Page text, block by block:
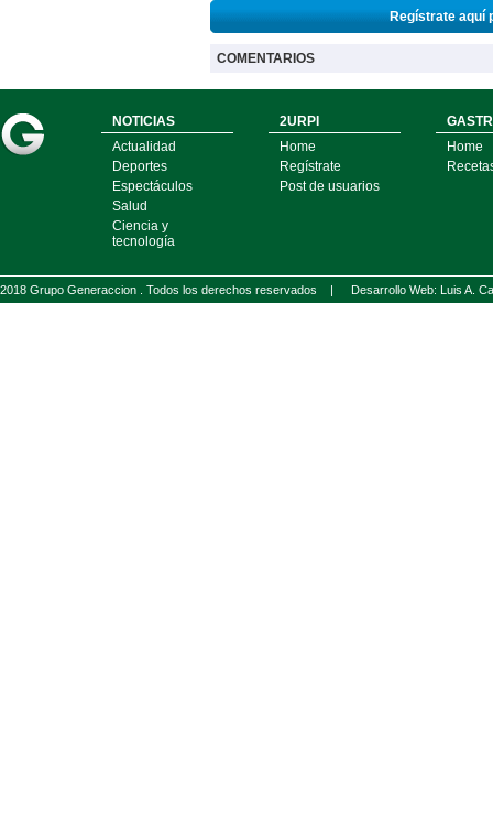
Regístrate aquí
COMENTARIOS
NOTICIAS
Actualidad
Deportes
Espectáculos
Salud
Ciencia y
tecnología
2URPI
Home
Regístrate
Post de usuarios
Home
2018 Grupo Generaccion . Todos los derechos reservados | Desarrollo Web: Luis